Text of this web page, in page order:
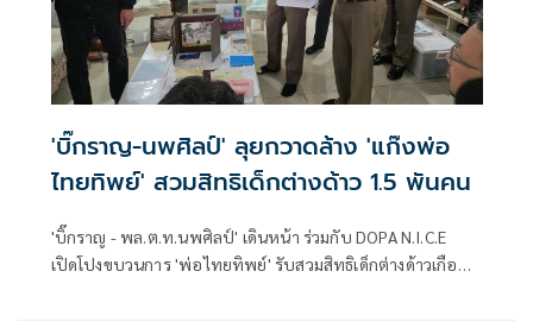
'บิ๊กราญ-นพศิลป์' ลุยกวาดล้าง 'แก๊งพ่อ
ไทยทิพย์' สวมสิทธิเด็กต่างด้าว 1.5 พันคน
'บิ๊กราญ - พล.ต.ท.นพศิลป์' เดินหน้า ร่วมกับ DOPA N.I.C.E
เปิดโปงขบวนการ 'พ่อไทยทิพย์' รับสวมสิทธิเด็กต่างด้าวเกือบ